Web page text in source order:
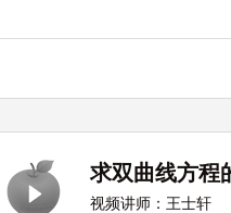
求双曲线方程
视频讲师：王士轩